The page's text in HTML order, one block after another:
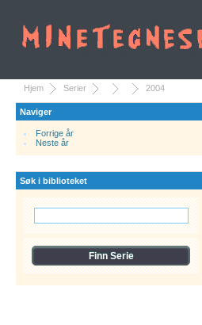
Hjem Serier 2004
Naviger
Forrige år
Neste år
Søk i biblioteket